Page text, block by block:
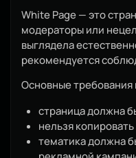
White Page — это
модераторы или
выглядела
рекомендуется
Основные требования
страница должна
нельзя
тематика должна